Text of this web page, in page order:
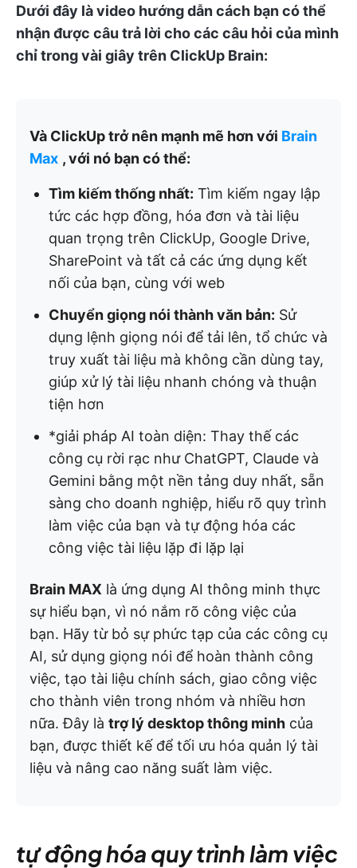
Dưới đây là video hướng dẫn cách bạn có thể
nhận được câu trả lời cho các câu hỏi của mình
chỉ trong vài giây trên ClickUp Brain:
Và ClickUp trở nên mạnh mẽ hơn với Brain
Max , với nó bạn có thể:
Tìm kiếm thống nhất: Tìm kiếm ngay lập
tức các hợp đồng, hóa đơn và tài liệu
quan trọng trên ClickUp, Google Drive,
SharePoint và tất cả các ứng dụng kết
nối của bạn, cùng với web
Chuyển giọng nói thành văn bản: Sử
dụng lệnh giọng nói để tải lên, tổ chức và
truy xuất tài liệu mà không cần dùng tay,
giúp xử lý tài liệu nhanh chóng và thuận
tiện hơn
*giải pháp AI toàn diện: Thay thế các
công cụ rời rạc như ChatGPT, Claude và
Gemini bằng một nền tảng duy nhất, sẵn
sàng cho doanh nghiệp, hiểu rõ quy trình
làm việc của bạn và tự động hóa các
công việc tài liệu lặp đi lặp lại
Brain MAX là ứng dụng AI thông minh thực
sự hiểu bạn, vì nó nắm rõ công việc của
bạn. Hãy từ bỏ sự phức tạp của các công cụ
AI, sử dụng giọng nói để hoàn thành công
việc, tạo tài liệu chính sách, giao công việc
cho thành viên trong nhóm và nhiều hơn
nữa. Đây là trợ lý desktop thông minh của
bạn, được thiết kế để tối ưu hóa quản lý tài
liệu và nâng cao năng suất làm việc.
tự động hóa quy trình làm việc